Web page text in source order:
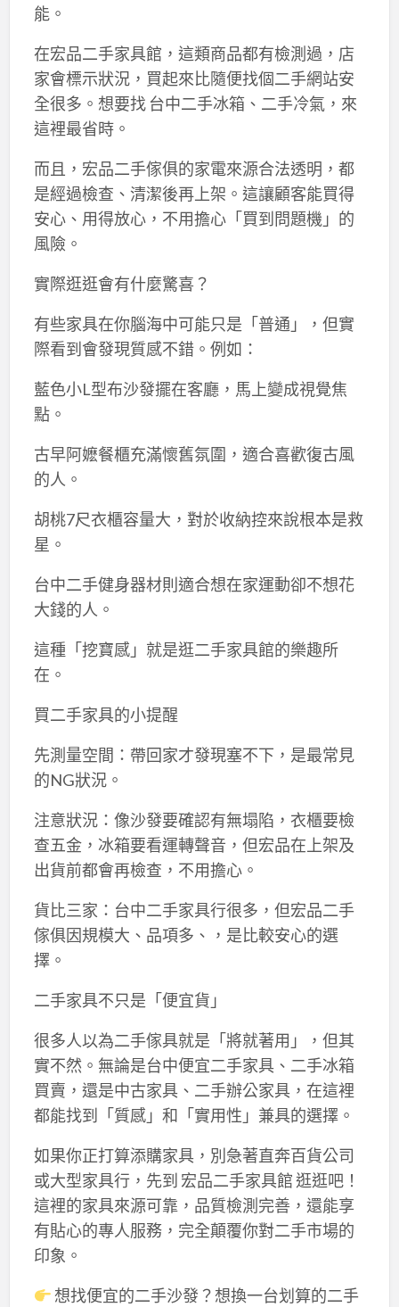
能。
在宏品二手家具館，這類商品都有檢測過，店
家會標示狀況，買起來比隨便找個二手網站安
全很多。想要找 台中二手冰箱、二手冷氣，來
這裡最省時。
而且，宏品二手傢俱的家電來源合法透明，都
是經過檢查、清潔後再上架。這讓顧客能買得
安心、用得放心，不用擔心「買到問題機」的
風險。
實際逛逛會有什麼驚喜？
有些家具在你腦海中可能只是「普通」，但實
際看到會發現質感不錯。例如：
藍色小L型布沙發擺在客廳，馬上變成視覺焦
點。
古早阿嬷餐櫃充滿懷舊氛圍，適合喜歡復古風
的人。
胡桃7尺衣櫃容量大，對於收納控來說根本是救
星。
台中二手健身器材則適合想在家運動卻不想花
大錢的人。
這種「挖寶感」就是逛二手家具館的樂趣所
在。
買二手家具的小提醒
先測量空間：帶回家才發現塞不下，是最常見
的NG狀況。
注意狀況：像沙發要確認有無塌陷，衣櫃要檢
查五金，冰箱要看運轉聲音，但宏品在上架及
出貨前都會再檢查，不用擔心。
貨比三家：台中二手家具行很多，但宏品二手
傢俱因規模大、品項多、，是比較安心的選
擇。
二手家具不只是「便宜貨」
很多人以為二手傢具就是「將就著用」，但其
實不然。無論是台中便宜二手家具、二手冰箱
買賣，還是中古家具、二手辦公家具，在這裡
都能找到「質感」和「實用性」兼具的選擇。
如果你正打算添購家具，別急著直奔百貨公司
或大型家具行，先到 宏品二手家具館 逛逛吧！
這裡的家具來源可靠，品質檢測完善，還能享
有貼心的專人服務，完全顛覆你對二手市場的
印象。
想找便宜的二手沙發？想換一台划算的二手